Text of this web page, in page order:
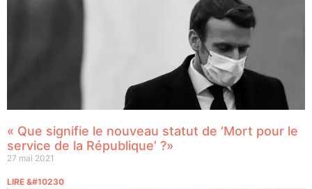
« Que signifie le nouveau statut de ‘Mort pour le
service de la République’ ?»
27 mai 2021
LIRE &#10230